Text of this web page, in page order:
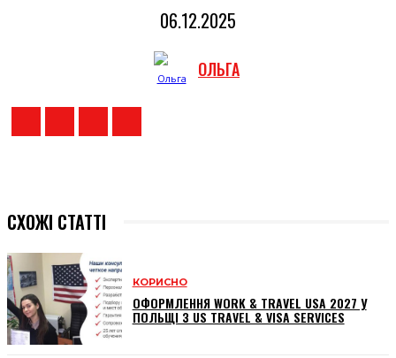
06.12.2025
ОЛЬГА
СХОЖІ СТАТТІ
КОРИСНО
ОФОРМЛЕННЯ WORK & TRAVEL USA 2027 У
ПОЛЬЩІ З US TRAVEL & VISA SERVICES